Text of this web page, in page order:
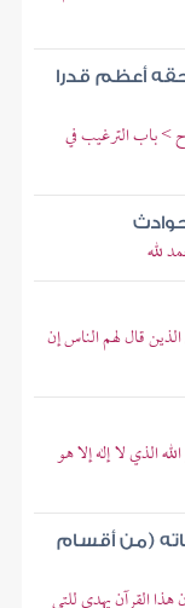
أعظم قدرا
> باب الترغيب في
لله
قال لهم الناس إن
الذي لا إله إلا هو
(من أقسام
هذا القرآن يهدي للتي